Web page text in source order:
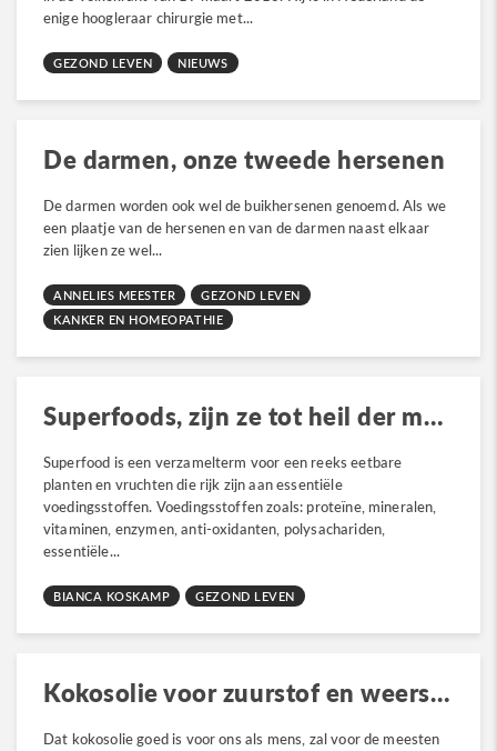
enige hoogleraar chirurgie met...
GEZOND LEVEN NIEUWS
De darmen, onze tweede hersenen
De darmen worden ook wel de buikhersenen genoemd. Als we
een plaatje van de hersenen en van de darmen naast elkaar
zien lijken ze wel...
ANNELIES MEESTER
GEZOND LEVEN
KANKER EN HOMEOPATHIE
Superfoods, zijn ze tot heil der mensheid?
Superfood is een verzamelterm voor een reeks eetbare
planten en vruchten die rijk zijn aan essentiële
voedingsstoffen. Voedingsstoffen zoals: proteïne, mineralen,
vitaminen, enzymen, anti-oxidanten, polysachariden,
essentiële...
BIANCA KOSKAMP GEZOND LEVEN
Kokosolie voor zuurstof en weerstand
Dat kokosolie goed is voor ons als mens, zal voor de meesten